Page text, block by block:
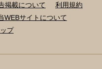
掲載について
利用規約
WEBサイトについて
プ